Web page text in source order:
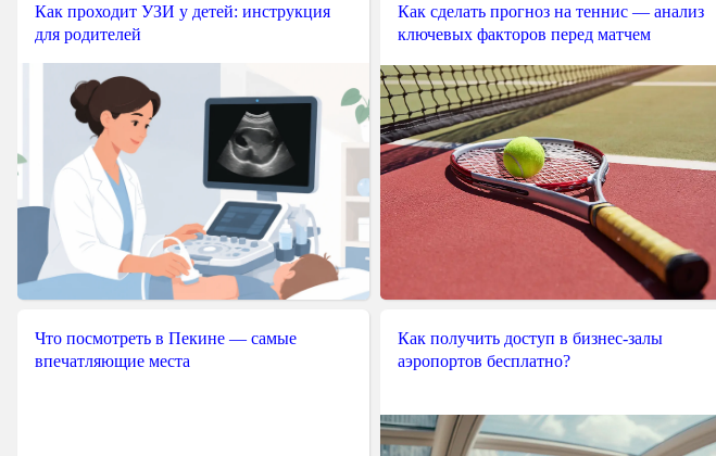
Как проходит УЗИ у детей: инструкция
для родителей
Как сделать прогноз на теннис — анализ
ключевых факторов перед матчем
Что посмотреть в Пекине — самые
впечатляющие места
Как получить доступ в бизнес-залы
аэропортов бесплатно?